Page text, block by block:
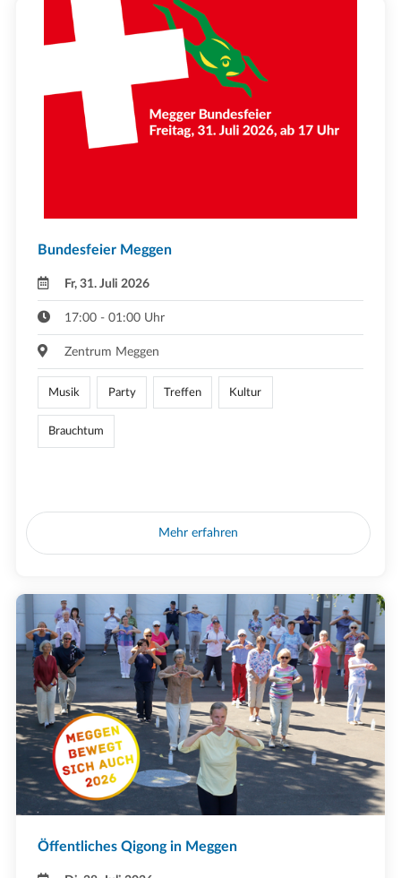
Bundesfeier Meggen
Fr, 31. Juli 2026
17:00 - 01:00 Uhr
Zentrum Meggen
Musik Party Treffen Kultur
Brauchtum
Mehr erfahren
Öffentliches Qigong in Meggen